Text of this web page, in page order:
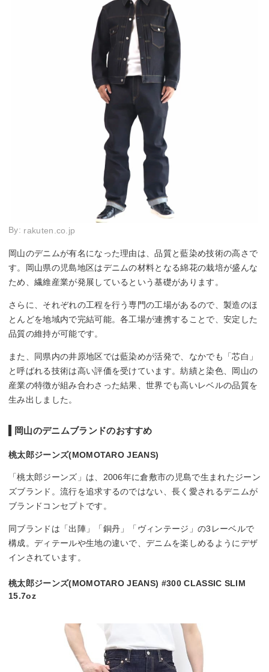
By: rakuten.co.jp
岡山のデニムが有名になった理由は、品質と藍染め技術の高さで
す。岡山県の児島地区はデニムの材料となる綿花の栽培が盛んな
ため、繊維産業が発展しているという基礎があります。
さらに、それぞれの工程を行う専門の工場があるので、製造のほ
とんどを地域内で完結可能。各工場が連携することで、安定した
品質の維持が可能です。
また、同県内の井原地区では藍染めが活発で、なかでも「芯白」
と呼ばれる技術は高い評価を受けています。紡績と染色、岡山の
産業の特徴が組み合わさった結果、世界でも高いレベルの品質を
生み出しました。
岡山のデニムブランドのおすすめ
桃太郎ジーンズ(MOMOTARO JEANS)
「桃太郎ジーンズ」は、2006年に倉敷市の児島で生まれたジーン
ズブランド。流行を追求するのではない、長く愛されるデニムが
ブランドコンセプトです。
同ブランドは「出陣」「銅丹」「ヴィンテージ」の3レーベルで
構成。ディテールや生地の違いで、デニムを楽しめるようにデザ
インされています。
桃太郎ジーンズ(MOMOTARO JEANS) #300 CLASSIC SLIM
15.7oz